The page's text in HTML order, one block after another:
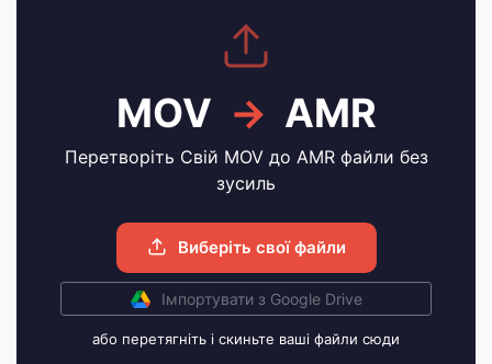
MOV → AMR
Перетворіть Свій MOV до AMR файли без
зусиль
Виберіть свої файли
Імпортувати з Google Drive
або перетягніть і скиньте ваші файли сюди